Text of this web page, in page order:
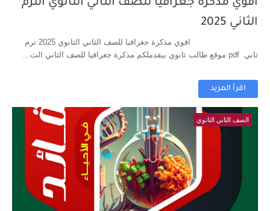
الثاني 2025
اقوي مذكرة جغرافيا للصف الثاني الثانوي 2025 ترم
ثاني pdf موقع طالب ثانوي بيقدملكم مذكرة جغرافيا للصف الثاني الث...
اقرأ المزيد
الصف الثاني الثانوي